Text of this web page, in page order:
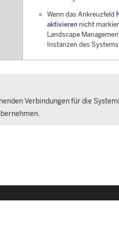
Wenn das Ankreuzfeld
aktivieren nicht
Landscape
Instanzen des Systems.
Verbindungen für die